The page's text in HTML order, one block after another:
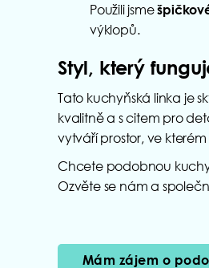
Použili jsme
výklopů.
Styl, který
Tato kuchyňská linka je
kvalitně a s citem pro
vytváří prostor, ve
Chcete podobnou
Ozvěte se nám a
⁠Mám zájem o